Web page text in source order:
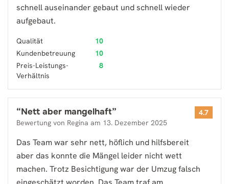
schnell auseinander gebaut und schnell wieder
aufgebaut.
Qualität
10
Kundenbetreuung
10
Preis-Leistungs-
Verhältnis
8
“Nett aber mangelhaft”
Bewertung von Regina am 13. Dezember 2025
4.7
Das Team war sehr nett, höflich und hilfsbereit
aber das konnte die Mängel leider nicht wett
machen. Trotz Besichtigung war der Umzug falsch